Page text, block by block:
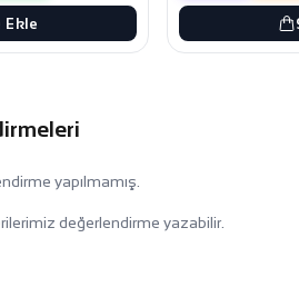
Ekle
yapılmamış.
değerlendirme yazabilir.